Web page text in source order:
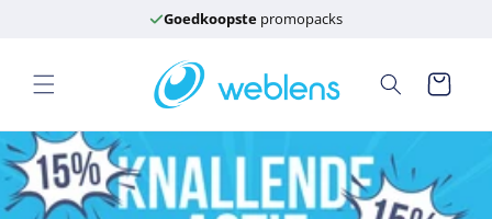
Goedkoopste promopacks
Winkelwagen